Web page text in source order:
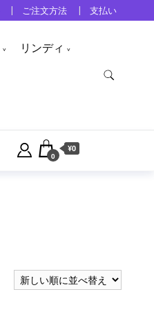
ご注文方法 支払い
リンディ
0
¥0